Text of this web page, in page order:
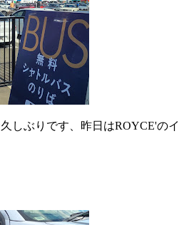
しぶりです、昨日はROYCE'のイ